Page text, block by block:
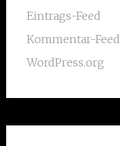
Eintrags-Feed
Kommentar-Feed
WordPress.org